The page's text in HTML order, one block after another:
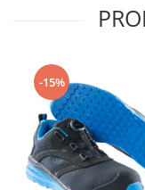
-15%